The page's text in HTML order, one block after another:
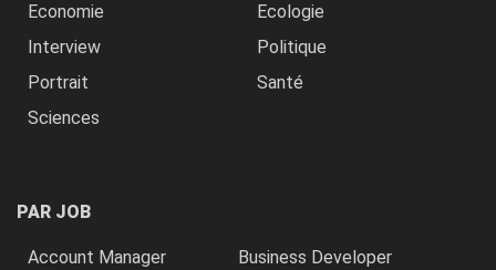
Economie
Ecologie
Interview
Politique
Portrait
Santé
Sciences
PAR JOB
Account Manager
Business Developer